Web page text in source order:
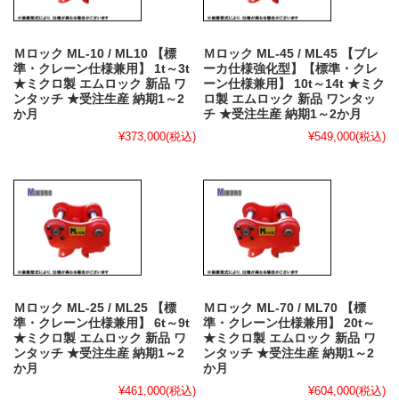
Ｍロック ML-10 / ML10 【標
準・クレーン仕様兼用】 1t～3t
★ミクロ製 エムロック 新品 ワ
ンタッチ ★受注生産 納期1～2
か月
¥373,000(税込)
Ｍロック ML-45 / ML45 【ブレ
ーカ仕様強化型】【標準・クレ
ーン仕様兼用】 10t～14t ★ミク
ロ製 エムロック 新品 ワンタッ
チ ★受注生産 納期1～2か月
¥549,000(税込)
Ｍロック ML-25 / ML25 【標
準・クレーン仕様兼用】 6t～9t
★ミクロ製 エムロック 新品 ワ
ンタッチ ★受注生産 納期1～2
か月
¥461,000(税込)
Ｍロック ML-70 / ML70 【標
準・クレーン仕様兼用】 20t～
★ミクロ製 エムロック 新品 ワ
ンタッチ ★受注生産 納期1～2
か月
¥604,000(税込)